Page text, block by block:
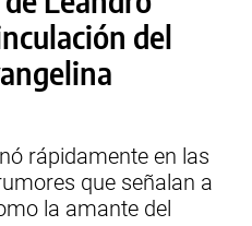
del
rápidamente en las
que señalan a
la amante del